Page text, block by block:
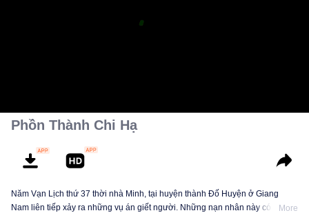
Phồn Thành Chi Hạ
Năm Vạn Lịch thứ 37 thời nhà Minh, tại huyện thành Đố Huyện ở Giang
Nam liên tiếp xảy ra những vụ án giết người. Những nạn nhân này có thânMore